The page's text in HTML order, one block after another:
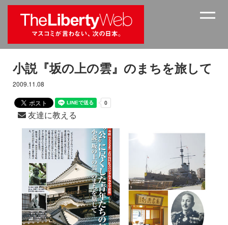
小説『坂の上の雲』のまちを旅して
2009.11.08
友達に教える